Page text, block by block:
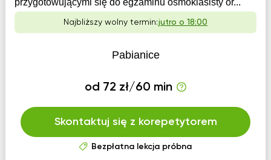
przygotowującymi się do egzaminu ósmoklasisty or...
Najbliższy wolny termin:jutro o 18:00
Pabianice
od 72 zł/60 min
Skontaktuj się z korepetytorem
Bezpłatna lekcja próbna